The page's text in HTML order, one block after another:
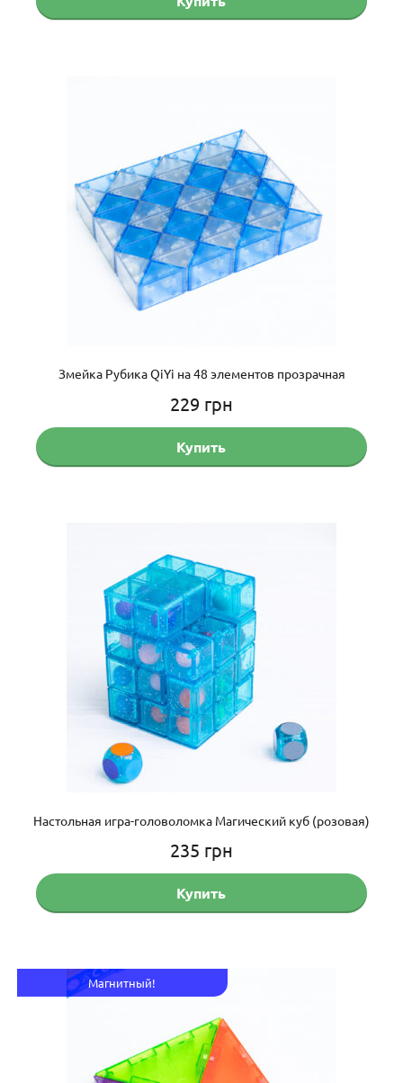
Змейка Рубика QiYi на 48 элементов прозрачная
229 грн
Купить
Настольная игра-головоломка Магический куб (розовая)
235 грн
Купить
Магнитный!